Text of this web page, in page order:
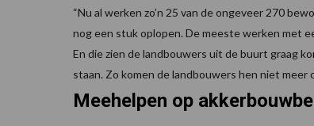
“Nu al werken zo’n 25 van de ongeveer 270
nog een stuk oplopen. De meeste werken met
En die zien de landbouwers uit de buurt graag
staan. Zo komen de landbouwers hen niet
Meehelpen op